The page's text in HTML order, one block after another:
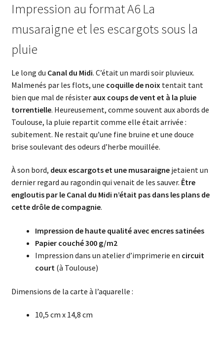
Impression au format A6 La
musaraigne et les escargots sous la
pluie
Le long du Canal du Midi. C’était un mardi soir pluvieux.
Malmenés par les flots, une coquille de noix tentait tant
bien que mal de résister aux coups de vent et à la pluie
torrentielle. Heureusement, comme souvent aux abords de
Toulouse, la pluie repartit comme elle était arrivée :
subitement. Ne restait qu’une fine bruine et une douce
brise soulevant des odeurs d’herbe mouillée.
À son bord, deux escargots et une musaraignejetaient un
dernier regard au ragondin qui venait de les sauver. Être
engloutis par le Canal du Midi n’était pas dans les plans de
cette drôle de compagnie.
Impression de haute qualité avec encres satinées
Papier couché 300 g/m2
Impression dans un atelier d’imprimerie en circuit
court(à Toulouse)
Dimensions de la carte à l’aquarelle :
10,5 cm x 14,8 cm